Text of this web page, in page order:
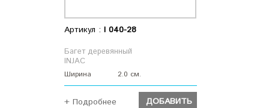
Артикул : I 040-28
Багет деревянный
INJAC
Ширина 2.0 см.
+ Подробнее ДОБАВИТЬ